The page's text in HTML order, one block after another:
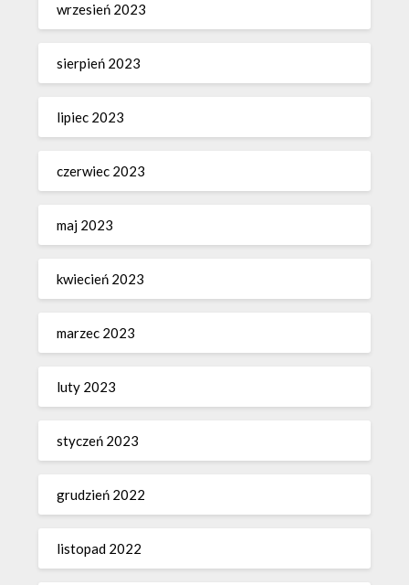
wrzesień 2023
sierpień 2023
lipiec 2023
czerwiec 2023
maj 2023
kwiecień 2023
marzec 2023
luty 2023
styczeń 2023
grudzień 2022
listopad 2022